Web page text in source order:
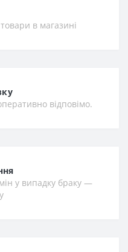
в магазині
відповімо.
у випадку браку —